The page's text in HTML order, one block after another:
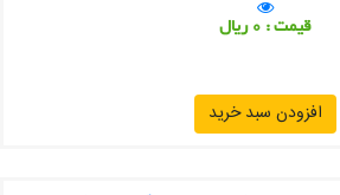
قیمت : 0 ریال
افزودن سبد خرید